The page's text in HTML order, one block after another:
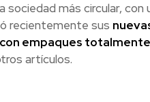
más circular,
recientemente sus
empaques
artículos.